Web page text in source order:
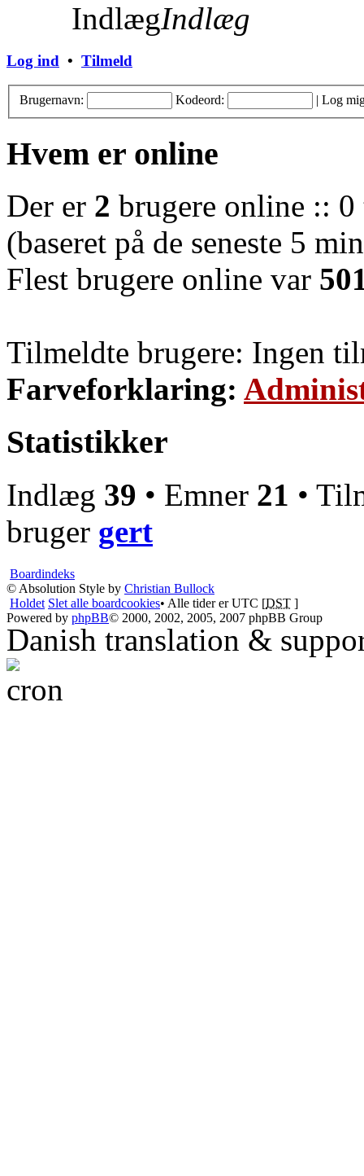
IndlægIndlæg
Log ind • Tilmeld
Brugernavn: Kodeord: | Log
Hvem er online
Der er 2 brugere online ::
(baseret på de seneste 5
Flest brugere online var
Tilmeldte brugere: Ingen
Farveforklaring:
Statistikker
Indlæg 39 • Emner 21 •
bruger gert
Boardindeks
© Absolution Style by Christian Bullock
Holdet Slet alle boardcookies• Alle tider er UTC [DST ]
Powered by phpBB© 2000, 2002, 2005, 2007 phpBB Group
Danish translation &